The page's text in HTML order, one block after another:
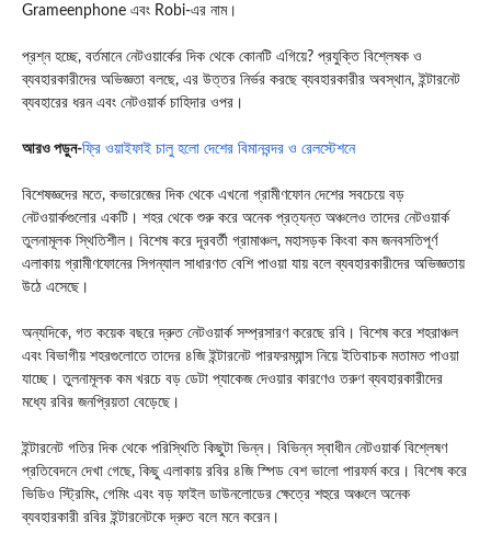
Grameenphone এবং Robi-এর নাম।
প্রশ্ন হচ্ছে, বর্তমানে নেটওয়ার্কের দিক থেকে কোনটি এগিয়ে? প্রযুক্তি বিশ্লেষক ও
ব্যবহারকারীদের অভিজ্ঞতা বলছে, এর উত্তর নির্ভর করছে ব্যবহারকারীর অবস্থান, ইন্টারনেট
ব্যবহারের ধরন এবং নেটওয়ার্ক চাহিদার ওপর।
আরও পড়ুন-ফ্রি ওয়াইফাই চালু হলো দেশের বিমানবন্দর ও রেলস্টেশনে
বিশেষজ্ঞদের মতে, কভারেজের দিক থেকে এখনো গ্রামীণফোন দেশের সবচেয়ে বড়
নেটওয়ার্কগুলোর একটি। শহর থেকে শুরু করে অনেক প্রত্যন্ত অঞ্চলেও তাদের নেটওয়ার্ক
তুলনামূলক স্থিতিশীল। বিশেষ করে দূরবর্তী গ্রামাঞ্চল, মহাসড়ক কিংবা কম জনবসতিপূর্ণ
এলাকায় গ্রামীণফোনের সিগন্যাল সাধারণত বেশি পাওয়া যায় বলে ব্যবহারকারীদের অভিজ্ঞতায়
উঠে এসেছে।
অন্যদিকে, গত কয়েক বছরে দ্রুত নেটওয়ার্ক সম্প্রসারণ করেছে রবি। বিশেষ করে শহরাঞ্চল
এবং বিভাগীয় শহরগুলোতে তাদের ৪জি ইন্টারনেট পারফরম্যান্স নিয়ে ইতিবাচক মতামত পাওয়া
যাচ্ছে। তুলনামূলক কম খরচে বড় ডেটা প্যাকেজ দেওয়ার কারণেও তরুণ ব্যবহারকারীদের
মধ্যে রবির জনপ্রিয়তা বেড়েছে।
ইন্টারনেট গতির দিক থেকে পরিস্থিতি কিছুটা ভিন্ন। বিভিন্ন স্বাধীন নেটওয়ার্ক বিশ্লেষণ
প্রতিবেদনে দেখা গেছে, কিছু এলাকায় রবির ৪জি স্পিড বেশ ভালো পারফর্ম করে। বিশেষ করে
ভিডিও স্ট্রিমিং, গেমিং এবং বড় ফাইল ডাউনলোডের ক্ষেত্রে শহুরে অঞ্চলে অনেক
ব্যবহারকারী রবির ইন্টারনেটকে দ্রুত বলে মনে করেন।